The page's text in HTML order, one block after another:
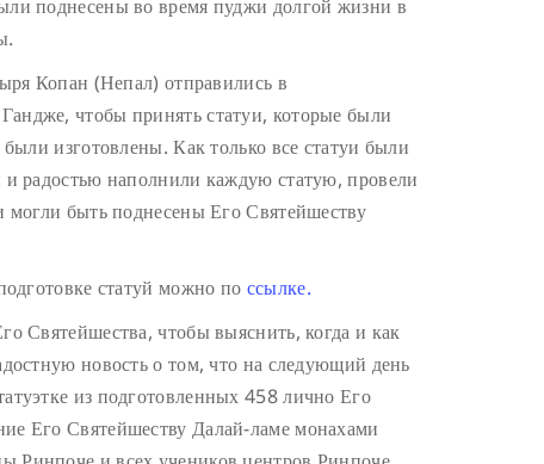
поднесены во время пуджи долгой жизни в
Копан (Непал) отправились в
чтобы принять статуи, которые были
изготовлены. Как только все статуи были
радостью наполнили каждую статую, провели
быть поднесены Его Святейшеству
статуй можно по ссылке.
Святейшества, чтобы выяснить, когда и как
новость о том, что на следующий день
из подготовленных 458 лично Его
Его Святейшеству Далай-ламе монахами